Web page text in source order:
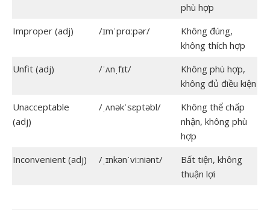
phù hợp
Improper (adj)
/ɪmˈprɑːpər/
Không đúng,
không thích hợp
Unfit (adj)
/ˈʌnˌfɪt/
Không phù hợp,
không đủ điều kiện
Unacceptable
(adj)
/ˌʌnəkˈsɛptəbl/
Không thể chấp
nhận, không phù
hợp
Inconvenient (adj)
/ˌɪnkənˈviːniənt/
Bất tiện, không
thuận lợi